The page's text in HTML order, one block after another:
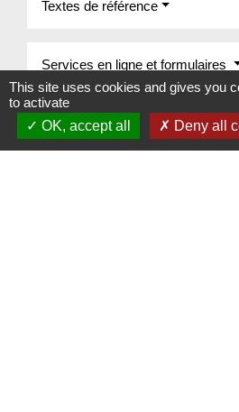
Textes de référence
Services en ligne et formulaires
Questions ? Réponses !
This site uses cookies and gives you
to activate
OK, accept all
Deny all